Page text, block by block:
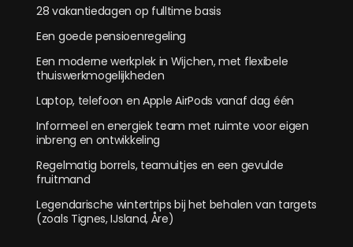
28 vakantiedagen op fulltime basis
Een goede pensioenregeling
Een moderne werkplek in Wijchen, met flexibele
thuiswerkmogelijkheden
Laptop, telefoon en Apple AirPods vanaf dag één
Informeel en energiek team met ruimte voor eigen
inbreng en ontwikkeling
Regelmatig borrels, teamuitjes en een gevulde
fruitmand
Legendarische wintertrips bij het behalen van targets
(zoals Tignes, IJsland, Åre)